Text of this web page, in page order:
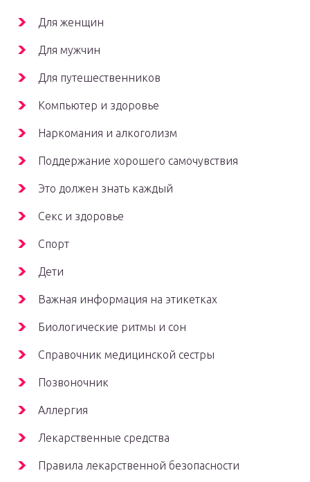
Для женщин
Для мужчин
Для путешественников
Компьютер и здоровье
Наркомания и алкоголизм
Поддержание хорошего самочувствия
Это должен знать каждый
Секс и здоровье
Спорт
Дети
Важная информация на этикетках
Биологические ритмы и сон
Справочник медицинской сестры
Позвоночник
Аллергия
Лекарственные средства
Правила лекарственной безопасности